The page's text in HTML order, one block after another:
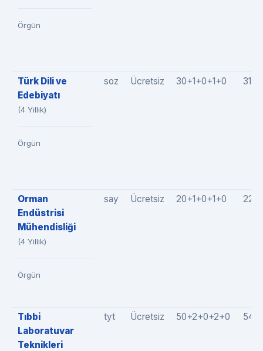
Örgün
Türk Dili ve
Edebiyatı
(4 Yıllık)
Örgün
soz Ücretsiz 30+1+0+1+0
Orman
Endüstrisi
Mühendisliği
(4 Yıllık)
Örgün
say Ücretsiz 20+1+0+1+0
Tıbbi
Laboratuvar
Teknikleri
tyt Ücretsiz 50+2+0+2+0